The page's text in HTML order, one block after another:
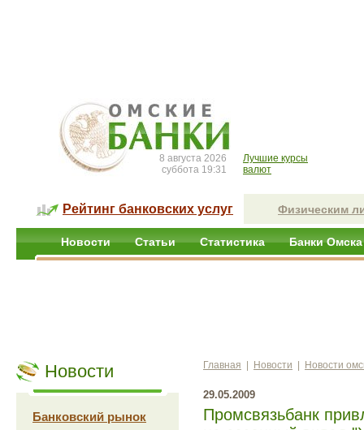
8 августа 2026
суббота 19:31
Лучшие курсы
валют
Рейтинг банковских услуг Физическим
Новости Статьи Статистика Банки Омска
Новости
Банковский рынок
Главная Новости Новости
29.05.2009
Промсвязьбанк